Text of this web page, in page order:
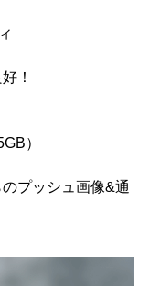
！
）
プッシュ画像&通